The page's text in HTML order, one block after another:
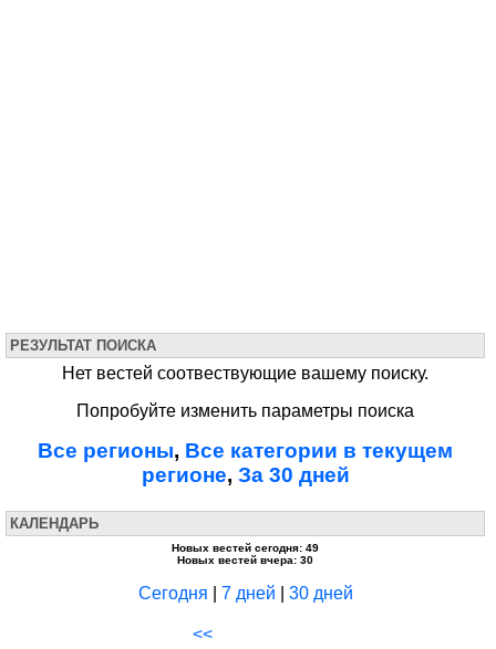
РЕЗУЛЬТАТ ПОИСКА
Нет вестей соотвествующие вашему поиску.
Попробуйте изменить параметры поиска
Все регионы, Все категории в текущем
регионе, За 30 дней
КАЛЕНДАРЬ
Новых вестей сегодня: 49
Новых вестей вчера: 30
Сегодня 7 дней 30 дней
<<